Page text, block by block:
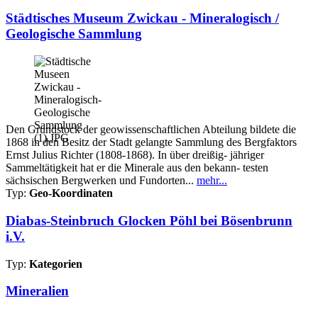
Städtisches Museum Zwickau - Mineralogisch /
Geologische Sammlung
Den Grundstock der geowissenschaftlichen Abteilung bildete die
1868 in den Besitz der Stadt gelangte Sammlung des Bergfaktors
Ernst Julius Richter (1808-1868). In über dreißig- jähriger
Sammeltätigkeit hat er die Minerale aus den bekann- testen
sächsischen Bergwerken und Fundorten... mehr...
Typ: Geo-Koordinaten
Diabas-Steinbruch Glocken Pöhl bei Bösenbrunn
i.V.
Typ: Kategorien
Mineralien